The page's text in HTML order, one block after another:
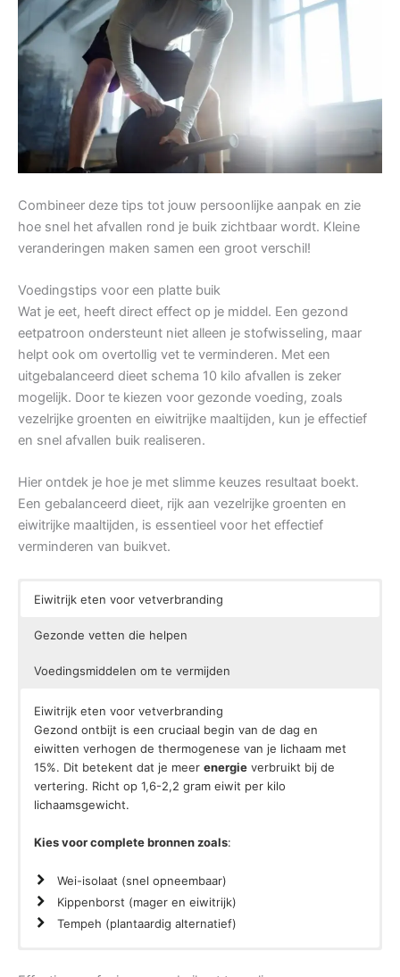
Combineer deze tips tot jouw persoonlijke aanpak en zie
hoe snel het afvallen rond je buik zichtbaar wordt. Kleine
veranderingen maken samen een groot verschil!
Voedingstips voor een platte buik
Wat je eet, heeft direct effect op je middel. Een gezond
eetpatroon ondersteunt niet alleen je stofwisseling, maar
helpt ook om overtollig vet te verminderen. Met een
uitgebalanceerd dieet schema 10 kilo afvallen is zeker
mogelijk. Door te kiezen voor gezonde voeding, zoals
vezelrijke groenten en eiwitrijke maaltijden, kun je effectief
en snel afvallen buik realiseren.
Hier ontdek je hoe je met slimme keuzes resultaat boekt.
Een gebalanceerd dieet, rijk aan vezelrijke groenten en
eiwitrijke maaltijden, is essentieel voor het effectief
verminderen van buikvet.
Eiwitrijk eten voor vetverbranding
Gezonde vetten die helpen
Voedingsmiddelen om te vermijden
Eiwitrijk eten voor vetverbranding
Gezond ontbijt is een cruciaal begin van de dag en
eiwitten verhogen de thermogenese van je lichaam met
15%. Dit betekent dat je meer energie verbruikt bij de
vertering. Richt op 1,6-2,2 gram eiwit per kilo
lichaamsgewicht.
Kies voor complete bronnen zoals:
Wei-isolaat (snel opneembaar)
Kippenborst (mager en eiwitrijk)
Tempeh (plantaardig alternatief)